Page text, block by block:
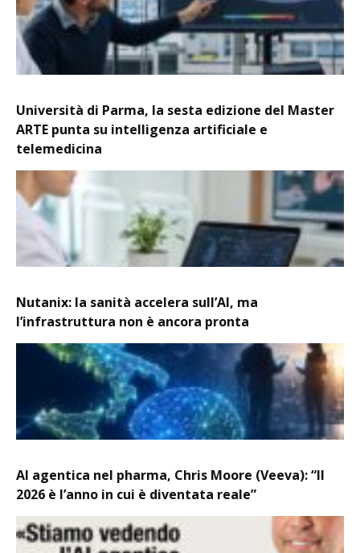
Università di Parma, la sesta edizione del Master
ARTE punta su intelligenza artificiale e
telemedicina
Nutanix: la sanità accelera sull’AI, ma
l’infrastruttura non è ancora pronta
AI agentica nel pharma, Chris Moore (Veeva): “Il
2026 è l’anno in cui è diventata reale”